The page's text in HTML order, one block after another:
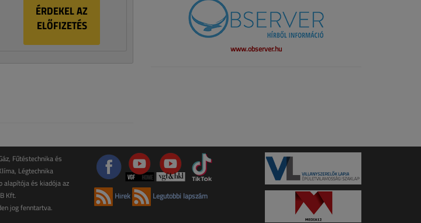
ÉRDEKEL AZ
ELŐFIZETÉS
www.observer.hu
Fűtéstechnika és
Légtechnika
alapítója és kiadója az
Kft.
jog fenntartva.
Hírek Legutóbbi lapszám